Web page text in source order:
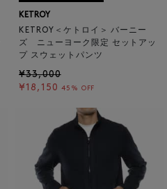
KETROY
KETROY＜ケトロイ＞ バーニー
ズ ニューヨーク限定 セットアッ
プ スウェットパンツ
¥33,000
¥18,150 45% OFF